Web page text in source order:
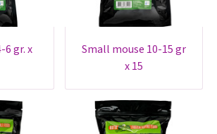
small mouse 10-15 gr
x 15